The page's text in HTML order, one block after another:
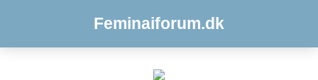
Feminaiforum.dk